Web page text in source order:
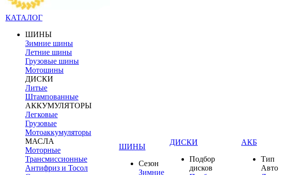
КАТАЛОГ
ШИНЫ
Зимние шины
Летние шины
Грузовые шины
Мотошины
ДИСКИ
Литые
Штампованные
АККУМУЛЯТОРЫ
Легковые
Грузовые
Мотоаккумуляторы
МАСЛА
Моторные
Трансмиссионные
Антифриз и Тосол
ШИНЫ
Сезон
Зимние
ДИСКИ
Подбор
дисков
АКБ
Тип
Авто